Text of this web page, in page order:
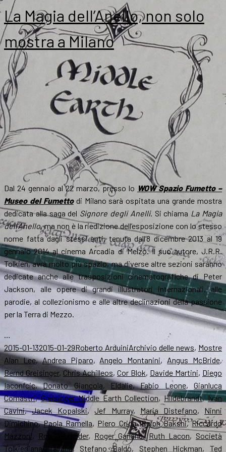
aprile
Munch,
Dohle
e
al
museo
Svizzera
La Magia dell’Anello, non solo
mostra a Milano
Dal 24 gennaio al 22 marzo, presso lo WOW Spazio Fumetto –
Museo del Fumettodi Milano sarà ospitata una grande mostra
dedicata alla saga del Signore degli Anelli. Si chiama La Magia
dell’Anello, ma non è la riedizione dell’esposizione con lo stesso
nome fatta dagli stessi enti, tenuta dall’8 dicembre 2013 al 19
gennaio 2014 al cinema Arcadia di Melzo. Il suo autore, J.R.R.
Tolkien, avrà molto più spazio, ma diverse altre sezioni saranno
dedicate anche alle trasposizioni cinematografiche di Peter
Jackson, alle opere di grandi illustratori internazionali, alle
parodie, al collezionismo e alle altre declinazioni della passione
per la Terra di Mezzo.
Scritto
il
2015-01-132015-01-29Autore
Roberto ArduiniCategorie
Archivio delle news, Mostre
Alan Lee,Andrea Piparo, Angelo Montanini, Angus McBride,
Bernd Greisinger, Chris Achilleos, Cor Blok, Davide Martini, Diego
Iaconfcic,Donato Giancola, Eldalie,Fabio Leone,Gianluca
Comastri,Greisinger Middle Earth Collection, Hildebrandt, Ivan
Cavini,Jacek Kopalski,Jef Murray, Maria Distefano, Ninni
Dimichino,Paola Ramella, Piero Crida,Ralph Bakshi,Riccardo
Mazzoni, Rob Alexander, Roger Garland,Ruth Lacon, Società
Tolkieniana Italiana, Stefano Baldo, Stephen Hickman,Ted